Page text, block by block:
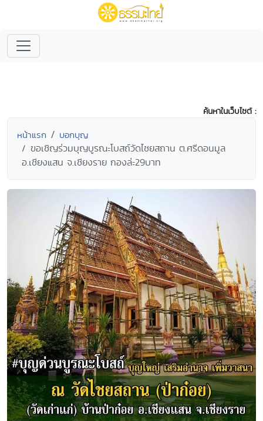
ค้นหาในเว็บไซต์ :
หน้าแรก บอกบุญ
ขอเชิญร่วมบุญบูรณะโบสถ์วัดไชยสถาน ต.ศรีดอนมูล
อ.เชียงแสน จ.เชียงราย กองล่ะ29บาท